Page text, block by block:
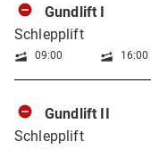
Gundlift I
Schlepplift
09:00 16:00
Gundlift II
Schlepplift